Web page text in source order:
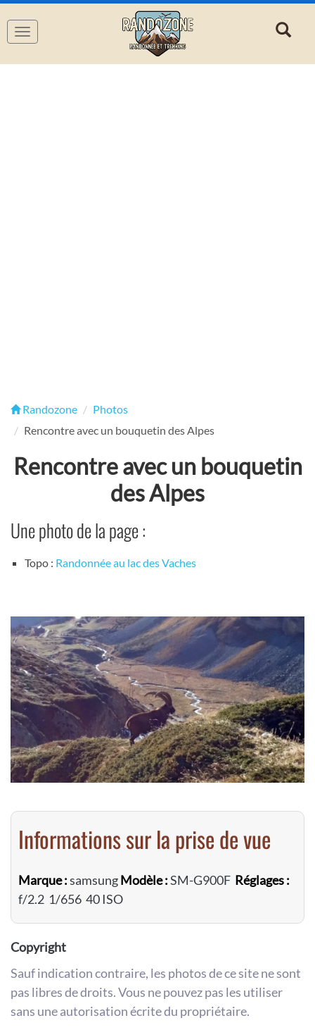
Navigation
Randozone
Photos
Rencontre avec un bouquetin des Alpes
Rencontre avec un bouquetin
des Alpes
Une photo de la page :
Topo : Randonnée au lac des Vaches
Informations sur la prise de vue
Marque :samsungModèle :SM-G900F Réglages :
f/2.2 1/656 40 ISO
Copyright
Sauf indication contraire, les photos de ce site ne sont
pas libres de droits. Vous ne pouvez pas les utiliser
sans une autorisation écrite du propriétaire.